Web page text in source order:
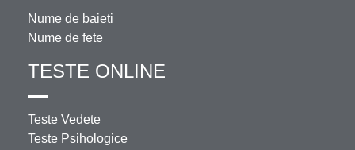
Nume de baieti
Nume de fete
TESTE ONLINE
Teste Vedete
Teste Psihologice